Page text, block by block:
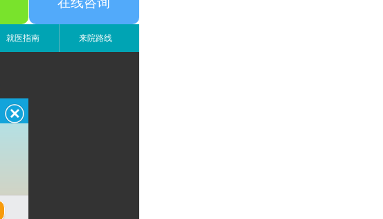
就医指南 来院路线